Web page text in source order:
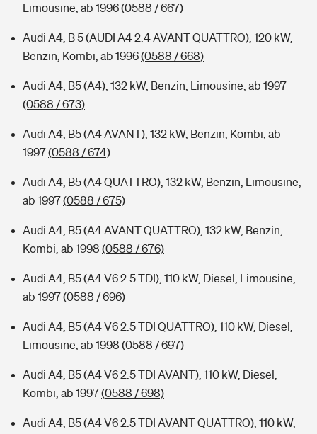
Limousine, ab 1996(0588 / 667)
Audi A4, B 5 (AUDI A4 2.4 AVANT QUATTRO), 120 kW,
Benzin, Kombi, ab 1996(0588 / 668)
Audi A4, B5 (A4), 132 kW, Benzin, Limousine, ab 1997
(0588 / 673)
Audi A4, B5 (A4 AVANT), 132 kW, Benzin, Kombi, ab
1997(0588 / 674)
Audi A4, B5 (A4 QUATTRO), 132 kW, Benzin, Limousine,
ab 1997(0588 / 675)
Audi A4, B5 (A4 AVANT QUATTRO), 132 kW, Benzin,
Kombi, ab 1998 (0588 / 676)
Audi A4, B5 (A4 V6 2.5 TDI), 110 kW, Diesel, Limousine,
ab 1997(0588 / 696)
Audi A4, B5 (A4 V6 2.5 TDI QUATTRO), 110 kW, Diesel,
Limousine, ab 1998 (0588 / 697)
Audi A4, B5 (A4 V6 2.5 TDI AVANT), 110 kW, Diesel,
Kombi, ab 1997(0588 / 698)
Audi A4, B5 (A4 V6 2.5 TDI AVANT QUATTRO), 110 kW,